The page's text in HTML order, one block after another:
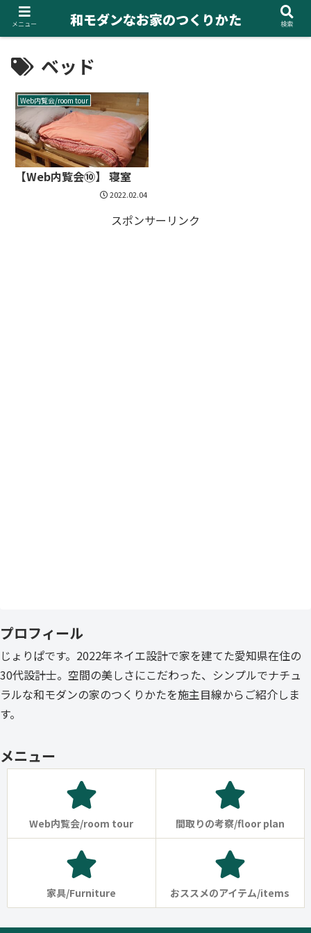
ベッド
Web内覧会/room tour
【Web内覧会⑩】 寝室
2022.02.04
スポンサーリンク
プロフィール
じょりぱです。2022年ネイエ設計で家を建てた愛知県在住の
30代設計士。空間の美しさにこだわった、シンプルでナチュ
ラルな和モダンの家のつくりかたを施主目線からご紹介しま
す。
メニュー
Web内覧会/room tour 間取りの考察/floor plan
家具/Furniture おススメのアイテム/items
メニュー 和モダンなお家のつくりかた 検索